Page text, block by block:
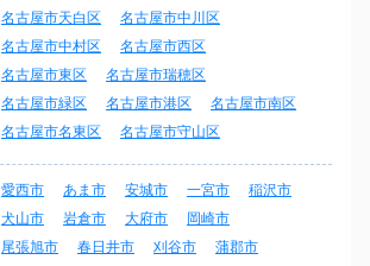
名古屋市天白区
名古屋市中川区
名古屋市中村区
名古屋市西区
名古屋市東区
名古屋市瑞穂区
名古屋市緑区
名古屋市港区
名古屋市南区
名古屋市名東区
名古屋市守山区
愛西市 あま市 安城市 一宮市
稲沢市
犬山市
岩倉市 大府市
岡崎市
尾張旭市
春日井市 刈谷市
蒲郡市